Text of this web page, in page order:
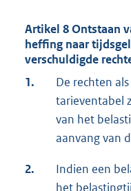
Artikel 8 Ontstaan
heffing naar
verschuldigde
1.
De rechten
tarieventabel
van het
aanvang van
2.
Indien een
het